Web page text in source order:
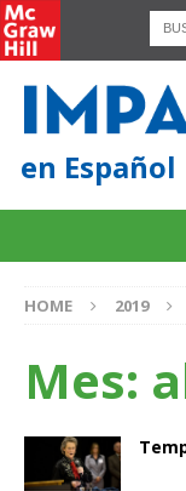
en Español
HOME 2019
Mes: